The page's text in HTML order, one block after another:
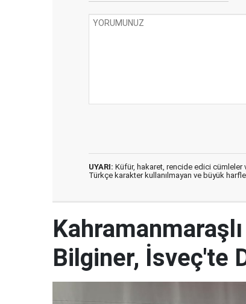
UYARI: Küfür, hakaret, rencide edici cümleler
Türkçe karakter kullanılmayan ve büyük
Bilginer, İsveç'te